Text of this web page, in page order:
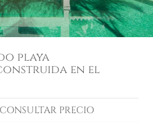
playa
en el
CONSULTAR PRECIO